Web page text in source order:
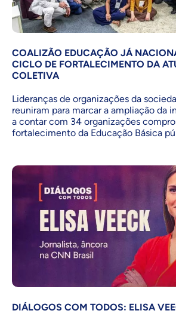
COALIZÃO EDUCAÇÃO JÁ
CICLO DE FORTALECIMENTO DA
COLETIVA
Lideranças de organizações da
reuniram para marcar a ampliação da
a contar com 34 organizações
fortalecimento da Educação Básica
DIÁLOGOS COM TODOS: ELISA